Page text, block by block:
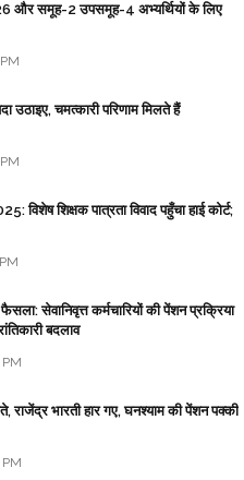
और समूह-2 उपसमूह-4 अभ्यर्थियों के लिए
उठाइए, चमत्कारी परिणाम मिलते हैं
विशेष शिक्षक पात्रता विवाद पहुँचा हाई कोर्ट;
सेवानिवृत्त कर्मचारियों की पेंशन प्रक्रिया
बदलाव
राजेंद्र भारती हार गए, घनश्याम की पेंशन पक्की